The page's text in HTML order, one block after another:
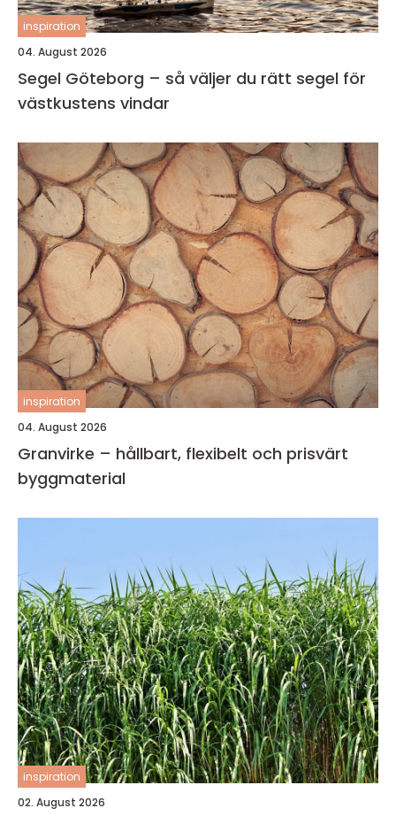
inspiration
04. August 2026
Segel Göteborg – så väljer du rätt segel för
västkustens vindar
inspiration
04. August 2026
Granvirke – hållbart, flexibelt och prisvärt
byggmaterial
inspiration
02. August 2026